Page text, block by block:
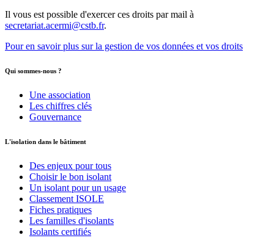
Il vous est possible d'exercer ces droits par mail à
secretariat.acermi@cstb.fr.
Pour en savoir plus sur la gestion de vos données et vos droits
Qui sommes-nous ?
Une association
Les chiffres clés
Gouvernance
L'isolation dans le bâtiment
Des enjeux pour tous
Choisir le bon isolant
Un isolant pour un usage
Classement ISOLE
Fiches pratiques
Les familles d'isolants
Isolants certifiés